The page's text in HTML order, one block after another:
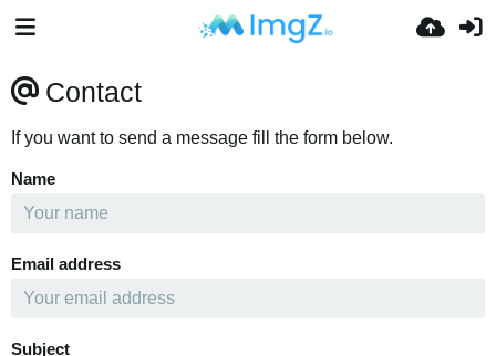
Contact
If you want to send a message fill the form below.
Name
Email address
Subject